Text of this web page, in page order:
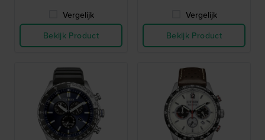
Vergelijk
Bekijk Product
Vergelijk
Bekijk Product